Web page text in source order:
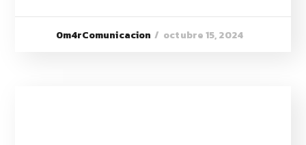
0m4rComunicacion octubre 15, 2024